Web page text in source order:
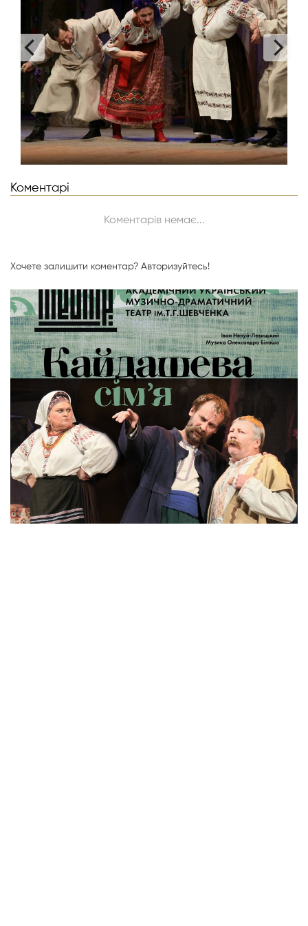
Ведучий -
арт. Євген Бондар
Ведуча -арт. Наталія Гнатенко
Ведуча -арт. Катерина Ткачук
Інші ролі та масові народні сцени -весь творчий склад
театру
Коментарі
Коментарів немає...
Хочете залишити коментар? Авторизуйтесь!